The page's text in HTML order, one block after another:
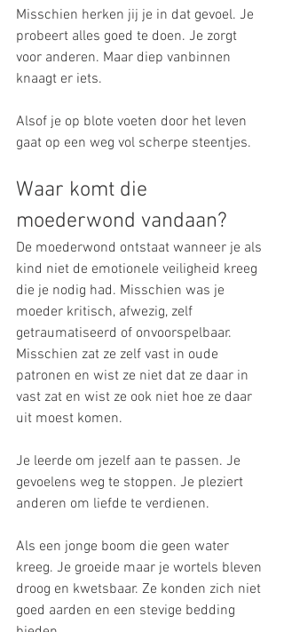
Misschien herken jij je in dat gevoel. Je
probeert alles goed te doen. Je zorgt
voor anderen. Maar diep vanbinnen
knaagt er iets.
Alsof je op blote voeten door het leven
gaat op een weg vol scherpe steentjes.
Waar komt die
moederwond vandaan?
De moederwond ontstaat wanneer je als
kind niet de emotionele veiligheid kreeg
die je nodig had. Misschien was je
moeder kritisch, afwezig, zelf
getraumatiseerd of onvoorspelbaar.
Misschien zat ze zelf vast in oude
patronen en wist ze niet dat ze daar in
vast zat en wist ze ook niet hoe ze daar
uit moest komen.
Je leerde om jezelf aan te passen. Je
gevoelens weg te stoppen. Je pleziert
anderen om liefde te verdienen.
Als een jonge boom die geen water
kreeg. Je groeide maar je wortels bleven
droog en kwetsbaar. Ze konden zich niet
goed aarden en een stevige bedding